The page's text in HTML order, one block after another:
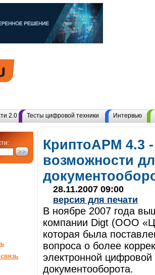
2.0 Тесты цифровой техники Интервью
КриптоАРМ 4.3
возможности
28.11.2007 09:00
версия для печати
В ноябре 2007 года
компании Digt (ООО
которая была
вопроса о более
электронной цифровой
документооборота.